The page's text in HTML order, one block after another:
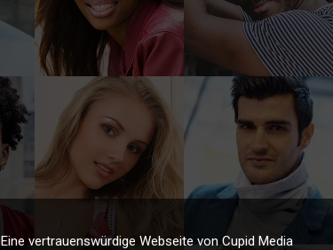
Eine vertrauenswürdige Webseite von Cupid Media